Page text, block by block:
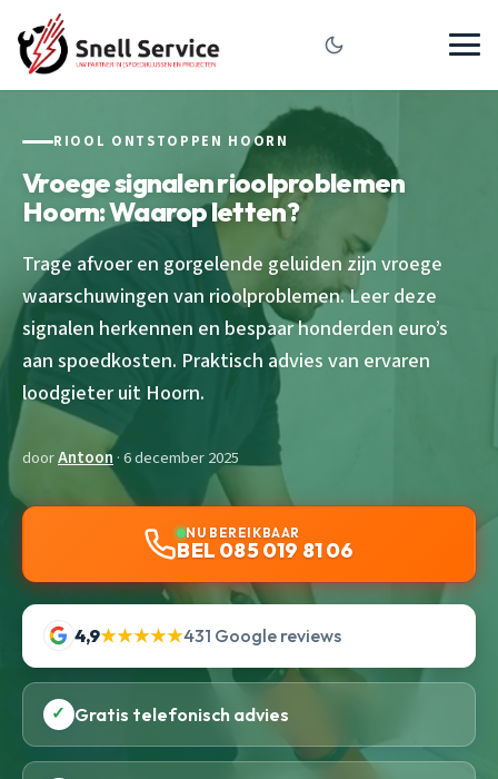
RIOOL ONTSTOPPEN HOORN
Vroege signalen rioolproblemen
Hoorn: Waarop letten?
Trage afvoer en gorgelende geluiden zijn vroege
waarschuwingen van rioolproblemen. Leer deze
signalen herkennen en bespaar honderden euro’s
aan spoedkosten. Praktisch advies van ervaren
loodgieter uit Hoorn.
doorAntoon · 6 december 2025
NU BEREIKBAAR
BEL 085 019 81 06
4,9★★★★★431 Google reviews
✓ Gratis telefonisch advies